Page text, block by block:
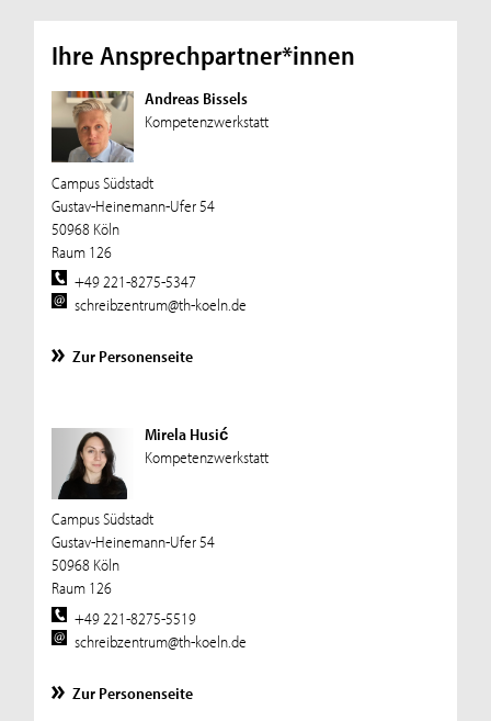
Ihre Ansprechpartner*innen
Andreas Bissels
Kompetenzwerkstatt
Campus Südstadt
Gustav-Heinemann-Ufer 54
50968 Köln
Raum 126
+49 221-8275-5347
schreibzentrum@th-koeln.de
Zur Personenseite
Mirela Husić
Kompetenzwerkstatt
Campus Südstadt
Gustav-Heinemann-Ufer 54
50968 Köln
Raum 126
+49 221-8275-5519
schreibzentrum@th-koeln.de
Zur Personenseite